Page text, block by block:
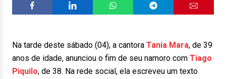
Na tarde deste sábado (04), a cantora Tania Mara, de 39
anos de idade, anunciou o fim de seu namoro com Tiago
Piquilo, de 38. Na rede social, ela escreveu um texto